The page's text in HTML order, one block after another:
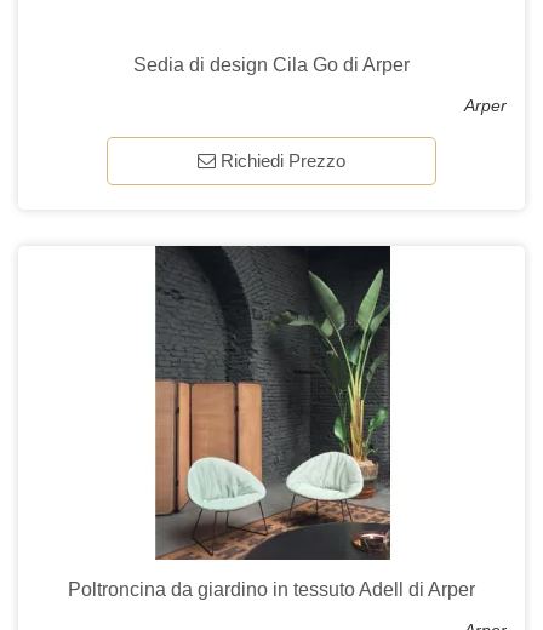
Sedia di design Cila Go di Arper
Arper
Richiedi Prezzo
Poltroncina da giardino in tessuto Adell di Arper